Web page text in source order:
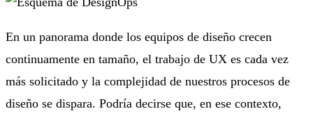
En un panorama donde los equipos de diseño crecen
continuamente en tamaño, el trabajo de UX es cada vez
más solicitado y la complejidad de nuestros procesos de
diseño se dispara. Podría decirse que, en ese contexto,